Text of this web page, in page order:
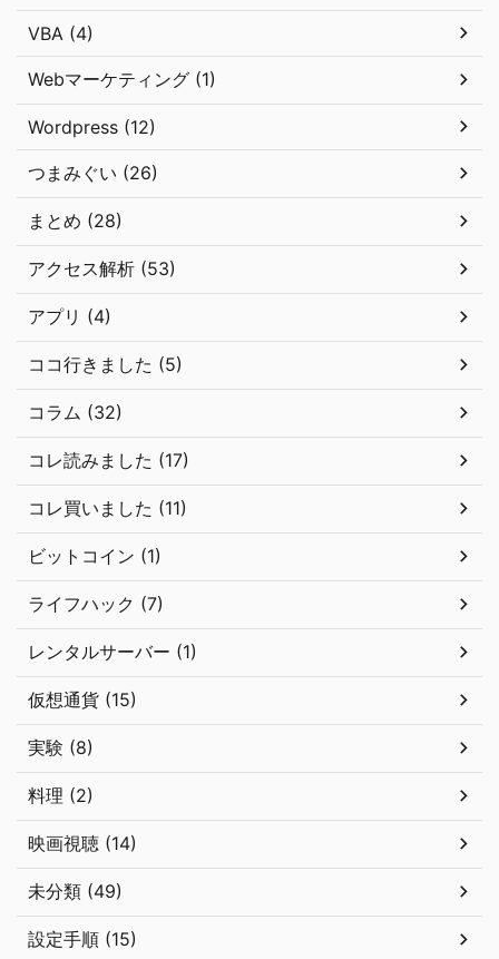
VBA (4)
Webマーケティング (1)
Wordpress (12)
つまみぐい (26)
まとめ (28)
アクセス解析 (53)
アプリ (4)
ココ行きました (5)
コラム (32)
コレ読みました (17)
コレ買いました (11)
ビットコイン (1)
ライフハック (7)
レンタルサーバー (1)
仮想通貨 (15)
実験 (8)
料理 (2)
映画視聴 (14)
未分類 (49)
設定手順 (15)